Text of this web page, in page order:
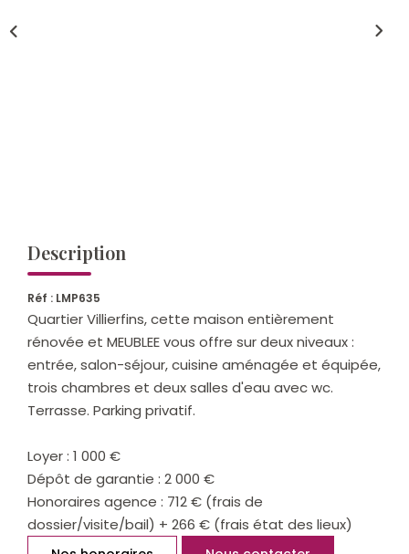
Description
Réf : LMP635
Quartier Villierfins, cette maison entièrement
rénovée et MEUBLEE vous offre sur deux niveaux :
entrée, salon-séjour, cuisine aménagée et équipée,
trois chambres et deux salles d'eau avec wc.
Terrasse. Parking privatif.
Loyer : 1 000 €
Dépôt de garantie : 2 000 €
Honoraires agence : 712 € (frais de
dossier/visite/bail) + 266 € (frais état des lieux)